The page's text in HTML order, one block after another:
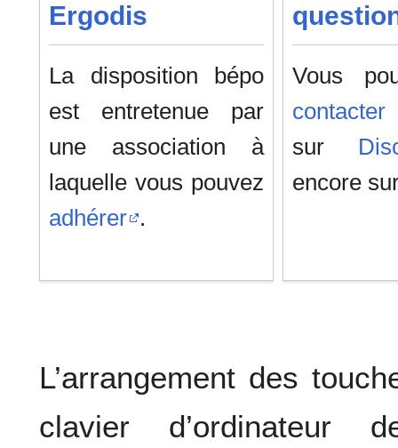
Ergodis
La disposition bépo
est entretenue par
une association à
laquelle vous pouvez
adhérer .
Vous
contacter
sur
encore
L’arrangement des
clavier d’ordinateur